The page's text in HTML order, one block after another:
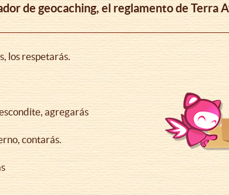
de geocaching, el reglamento de Terra
los respetarás.
agregarás
contarás.